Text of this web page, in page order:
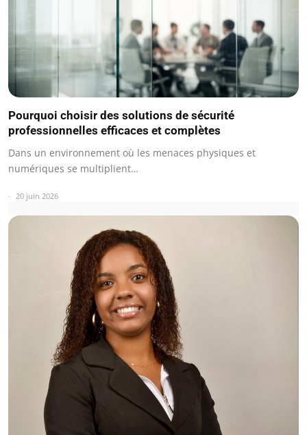
Pourquoi choisir des solutions de sécurité
professionnelles efficaces et complètes
Dans un environnement où les menaces physiques et
numériques se multiplient…
20 juin 2026